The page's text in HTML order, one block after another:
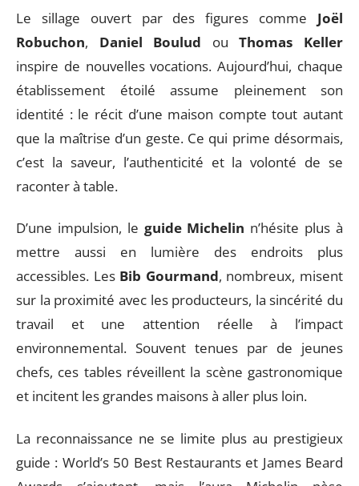
Le sillage ouvert par des figures comme Joël
Robuchon, Daniel Boulud ouThomas Keller
inspire de nouvelles vocations. Aujourd’hui, chaque
établissement étoilé assume pleinement son
identité : le récit d’une maison compte tout autant
que la maîtrise d’un geste. Ce qui prime désormais,
c’est la saveur, l’authenticité et la volonté de se
raconter à table.
D’une impulsion, le guide Michelin n’hésite plus à
mettre aussi en lumière des endroits plus
accessibles. Les Bib Gourmand, nombreux, misent
sur la proximité avec les producteurs, la sincérité du
travail et une attention réelle à l’impact
environnemental. Souvent tenues par de jeunes
chefs, ces tables réveillent la scène gastronomique
et incitent les grandes maisons à aller plus loin.
La reconnaissance ne se limite plus au prestigieux
guide : World’s 50 Best Restaurants et James Beard